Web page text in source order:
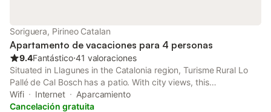
Soriguera, Pirineo Catalan
Apartamento de vacaciones para 4 personas
9.4Fantástico⋅41 valoraciones
Situated in Llagunes in the Catalonia region, Turisme Rural Lo
Pallé de Cal Bosch has a patio. With city views, this
accommodation provides a balcony.
Wifi Internet
Aparcamiento
Cancelación gratuita